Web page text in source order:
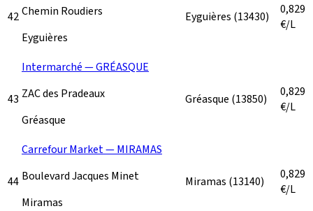
42Chemin Roudiers
Eyguières
Eyguières (13430)
0,829
€/L
43
Intermarché — GRÉASQUE
ZAC des Pradeaux
Gréasque
Gréasque (13850)
0,829
€/L
44
Carrefour Market — MIRAMAS
Boulevard Jacques Minet
Miramas
Miramas (13140)
0,829
€/L